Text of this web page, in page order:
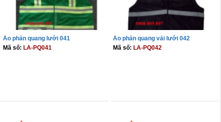
Áo phản quang lưới 041
Mã số: LA-PQ041
Áo phản quang vải lưới 042
Mã số: LA-PQ042